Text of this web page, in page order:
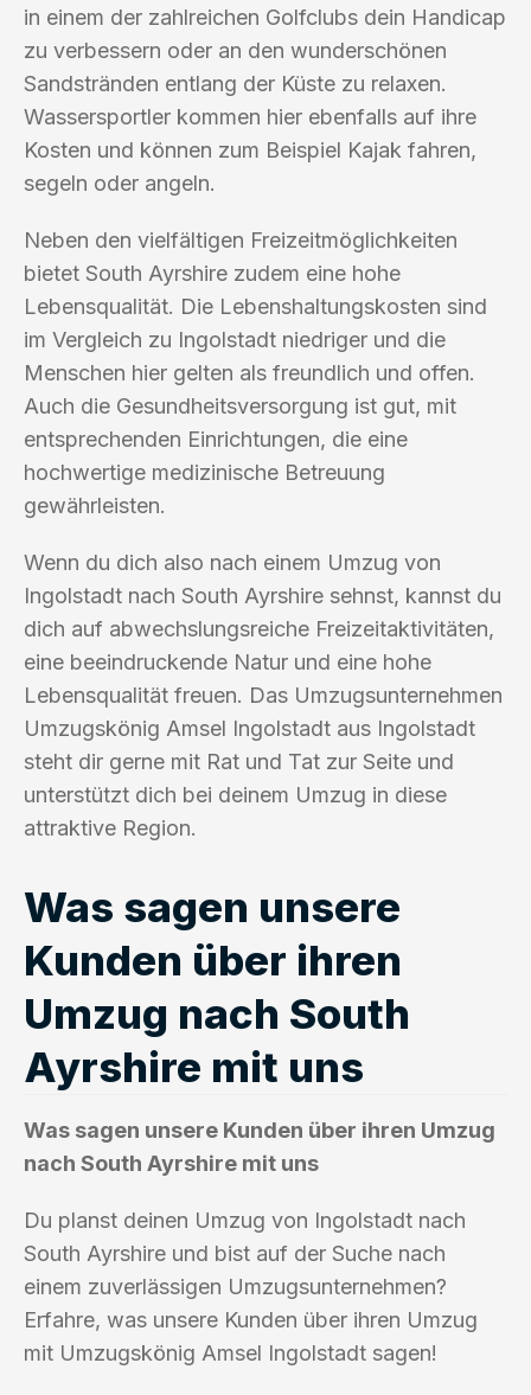
in einem der zahlreichen Golfclubs dein Handicap
zu verbessern oder an den wunderschönen
Sandstränden entlang der Küste zu relaxen.
Wassersportler kommen hier ebenfalls auf ihre
Kosten und können zum Beispiel Kajak fahren,
segeln oder angeln.
Neben den vielfältigen Freizeitmöglichkeiten
bietet South Ayrshire zudem eine hohe
Lebensqualität. Die Lebenshaltungskosten sind
im Vergleich zu Ingolstadt niedriger und die
Menschen hier gelten als freundlich und offen.
Auch die Gesundheitsversorgung ist gut, mit
entsprechenden Einrichtungen, die eine
hochwertige medizinische Betreuung
gewährleisten.
Wenn du dich also nach einem Umzug von
Ingolstadt nach South Ayrshire sehnst, kannst du
dich auf abwechslungsreiche Freizeitaktivitäten,
eine beeindruckende Natur und eine hohe
Lebensqualität freuen. Das Umzugsunternehmen
Umzugskönig Amsel Ingolstadt aus Ingolstadt
steht dir gerne mit Rat und Tat zur Seite und
unterstützt dich bei deinem Umzug in diese
attraktive Region.
Was sagen unsere
Kunden über ihren
Umzug nach South
Ayrshire mit uns
Was sagen unsere Kunden über ihren Umzug
nach South Ayrshire mit uns
Du planst deinen Umzug von Ingolstadt nach
South Ayrshire und bist auf der Suche nach
einem zuverlässigen Umzugsunternehmen?
Erfahre, was unsere Kunden über ihren Umzug
mit Umzugskönig Amsel Ingolstadt sagen!